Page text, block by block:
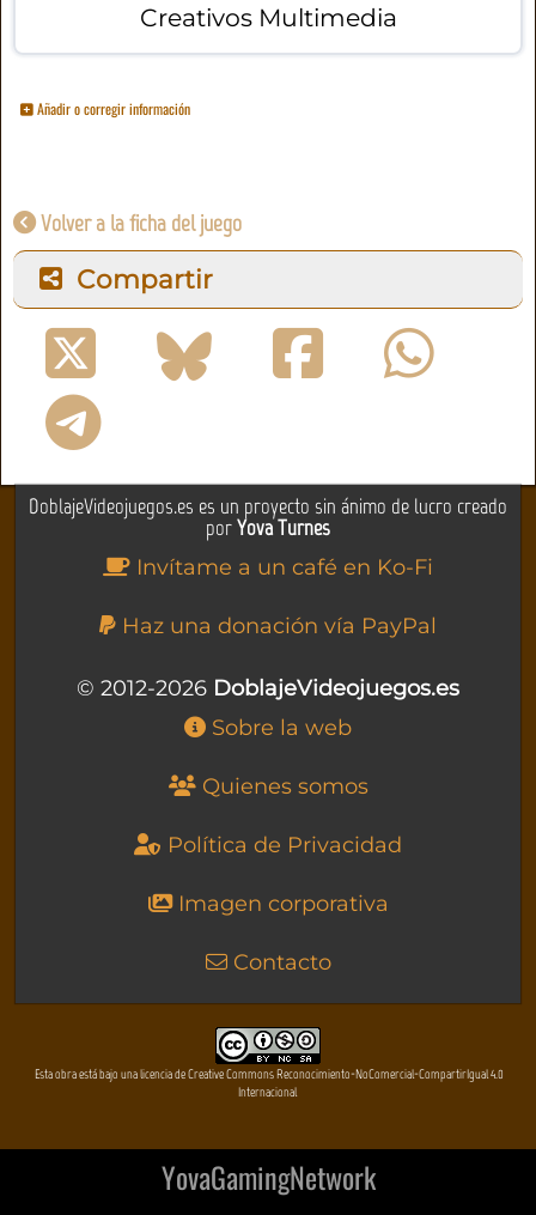
Creativos Multimedia
Añadir o corregir información
Volver a la ficha del juego
Compartir
DoblajeVideojuegos.es es un proyecto sin ánimo de lucro creado
porYova Turnes
Invítame a un café en Ko-Fi
Haz una donación vía PayPal
© 2012-2026 DoblajeVideojuegos.es
Sobre la web
Quienes somos
Política de Privacidad
Imagen corporativa
Contacto
Esta obra está bajo una licencia de Creative Commons Reconocimiento-NoComercial-CompartirIgual 4.0
Internacional
YovaGamingNetwork